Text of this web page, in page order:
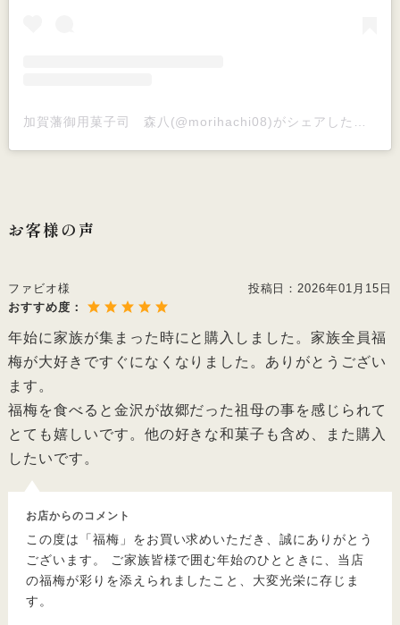
お客様の声
ファビオ様 投稿日： 2026年01月15日
おすすめ度：
年始に家族が集まった時にと購入しました。家族全員福
梅が大好きですぐになくなりました。ありがとうござい
ます。
福梅を食べると金沢が故郷だった祖母の事を感じられて
とても嬉しいです。他の好きな和菓子も含め、また購入
したいです。
お店からのコメント
この度は「福梅」をお買い求めいただき、誠にありがとう
ございます。 ご家族皆様で囲む年始のひとときに、当店
の福梅が彩りを添えられましたこと、大変光栄に存じま
す。